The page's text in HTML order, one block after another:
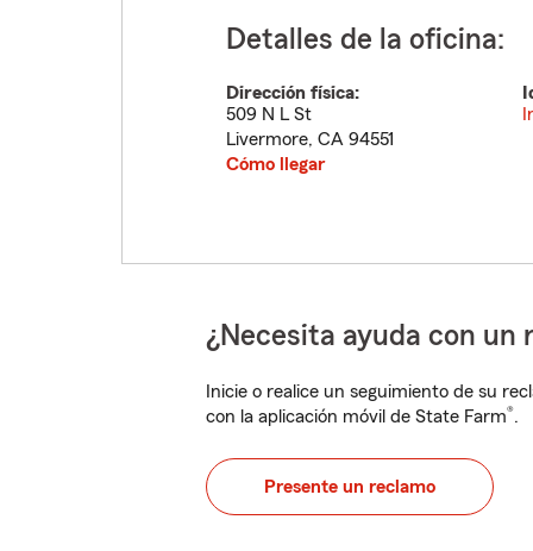
Detalles de la oficina:
Dirección física:
509 N L St
Livermore, CA 94551
Cómo llegar
¿Necesita ayuda con un
Inicie o realice un seguimiento de su
con la aplicación móvil de State Farm®.
Presente un reclamo